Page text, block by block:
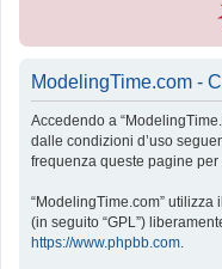
ModelingTime.com -
Accedendo a
dalle condizioni d’uso
frequenza queste pagine per
“ModelingTime.com” utilizza
(in seguito “GPL”)
https://www.phpbb.com.